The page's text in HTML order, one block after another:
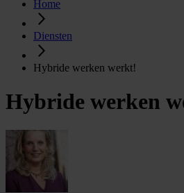
Home
Diensten
Hybride werken werkt!
Hybride werken